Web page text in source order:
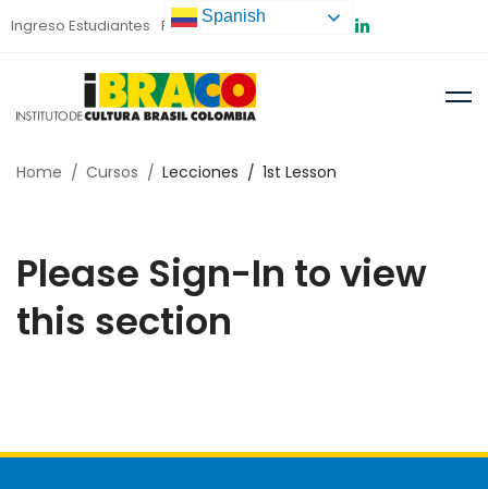
Ingreso Estudiantes Preinscripción
Home Cursos Lecciones 1st Lesson
Please Sign-In to view
this section
Spanish